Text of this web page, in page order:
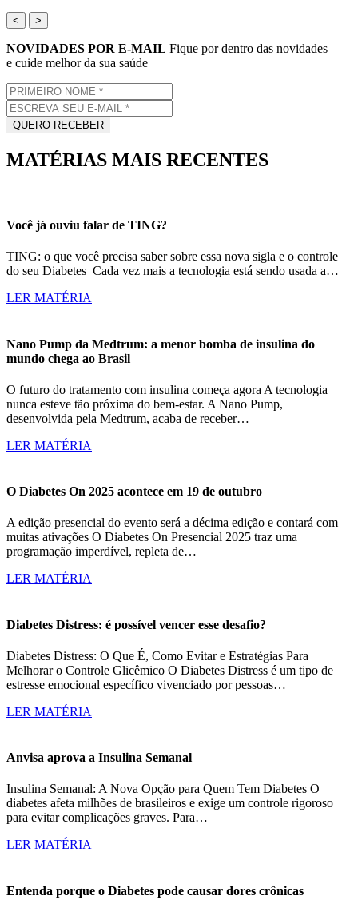
< >
NOVIDADES POR E-MAIL Fique por dentro das novidades
e cuide melhor da sua saúde
MATÉRIAS MAIS RECENTES
Você já ouviu falar de TING?
TING: o que você precisa saber sobre essa nova sigla e o controle
do seu Diabetes Cada vez mais a tecnologia está sendo usada a…
LER MATÉRIA
Nano Pump da Medtrum: a menor bomba de insulina do
mundo chega ao Brasil
O futuro do tratamento com insulina começa agora A tecnologia
nunca esteve tão próxima do bem-estar. A Nano Pump,
desenvolvida pela Medtrum, acaba de receber…
LER MATÉRIA
O Diabetes On 2025 acontece em 19 de outubro
A edição presencial do evento será a décima edição e contará com
muitas ativações O Diabetes On Presencial 2025 traz uma
programação imperdível, repleta de…
LER MATÉRIA
Diabetes Distress: é possível vencer esse desafio?
Diabetes Distress: O Que É, Como Evitar e Estratégias Para
Melhorar o Controle Glicêmico O Diabetes Distress é um tipo de
estresse emocional específico vivenciado por pessoas…
LER MATÉRIA
Anvisa aprova a Insulina Semanal
Insulina Semanal: A Nova Opção para Quem Tem Diabetes O
diabetes afeta milhões de brasileiros e exige um controle rigoroso
para evitar complicações graves. Para…
LER MATÉRIA
Entenda porque o Diabetes pode causar dores crônicas